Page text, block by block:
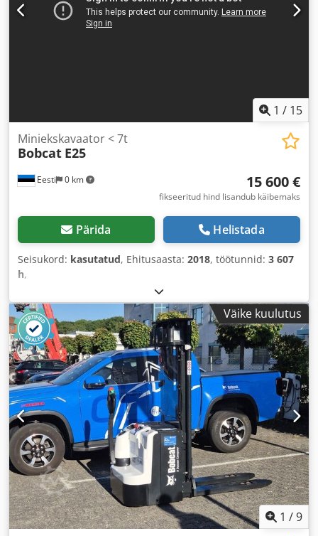
1 / 15
Eesti 0 km
Miniekskavaator < 7t
Bobcat E25
15 600 €
fikseeritud hind lisandub käibemaks
Pärida Helistada
Seisukord: kasutatud, Ehitusaasta: 2018, töötunnid: 3 607
h,
Väike kuulutus
1 /9